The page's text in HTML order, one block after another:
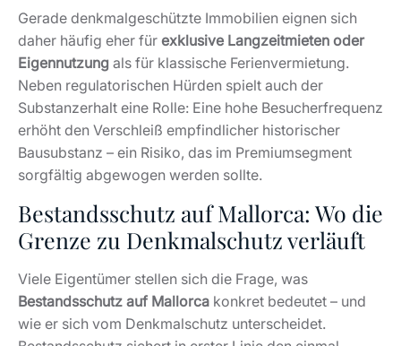
sorgfältig abgewogen werden sollte.
Bestandsschutz auf Mallorca: Wo die
Grenze zu Denkmalschutz verläuft
Viele Eigentümer stellen sich die Frage, was
Bestandsschutz auf Mallorcakonkret bedeutet – und
wie er sich vom Denkmalschutz unterscheidet.
Bestandsschutz sichert in erster Linie den einmal
rechtmäßig genehmigten Zustand einer Immobilie.
Selbst wenn sich Bauvorschriften später verschärfen,
bleibt dieser Zustand legal, solange keine wesentliche
Änderung von Nutzung oder Bauvolumen erfolgt. Es
geht also um die Absicherung des Status quo innerhalb
des bestehenden Rahmens.